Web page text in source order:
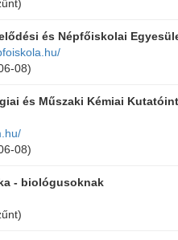
és Népfőiskolai
08)
és Műszaki Kémiai
08)
- biológusoknak